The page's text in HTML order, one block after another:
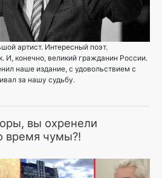
артист. Интересный поэт.
И, конечно, великий гражданин России.
наше издание, с удовольствием с
за нашу судьбу.
вы охренели
время чумы?!